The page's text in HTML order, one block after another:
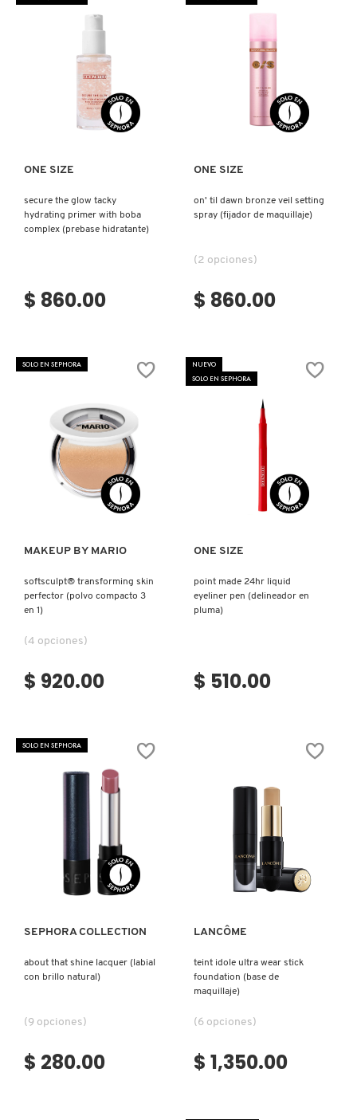
TONYMOLY
TOO FACED
TRULY BEAUTY
TWEEZERMAN
YVES SAINT LAURENT
Ver más
ONE SIZE
secure the glow tacky
hydrating primer with boba
complex (prebase hidratante)
$ 860.00
Ver más
ONE SIZE
on' til dawn bronze veil setting
spray (fijador de maquillaje)
(2 opciones)
$ 860.00
SOLO EN SEPHORA
Ver más
MAKEUP BY MARIO
softsculpt® transforming skin
perfector (polvo compacto 3
en 1)
(4 opciones)
$ 920.00
NUEVO
SOLO EN SEPHORA
Ver más
ONE SIZE
point made 24hr liquid
eyeliner pen (delineador en
pluma)
$ 510.00
SOLO EN SEPHORA
Ver más
SEPHORA COLLECTION
about that shine lacquer (labial
con brillo natural)
(9 opciones)
$ 280.00
Ver más
LANCÔME
teint idole ultra wear stick
foundation (base de
maquillaje)
(6 opciones)
$ 1,350.00